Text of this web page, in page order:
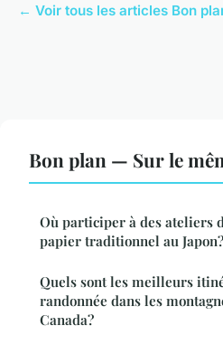
← Voir tous les articles Bon
Bon plan — Sur le
Où participer à des ateliers
papier traditionnel au Japon?
Quels sont les meilleurs
randonnée dans les
Canada?